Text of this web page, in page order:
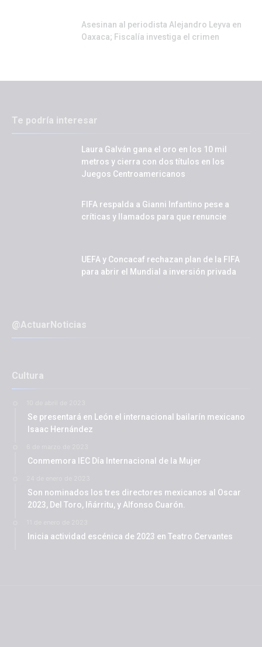
Asesinan al periodista Alejandro Leyva en
Oaxaca; Fiscalía investiga el crimen
Te podría interesar
Laura Galván gana el oro en los 10 mil
metros y cierra con dos títulos en los
Juegos Centroamericanos
FIFA respalda a Gianni Infantino pese a
críticas y llamados para que renuncie
UEFA y Concacaf rechazan plan de la FIFA
para abrir el Mundial a inversión privada
@ActuarNoticias
Cultura
Se presentará en León el internacional bailarín mexicano
Isaac Hernández
Conmemora IEC Día Internacional de la Mujer
Son nominados los tres directores mexicanos al Oscar
2023, Del Toro, Iñárritu, y Alfonso Cuarón.
Inicia actividad escénica de 2023 en Teatro Cervantes